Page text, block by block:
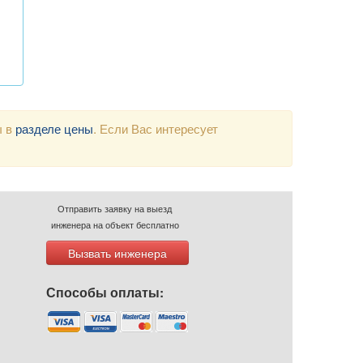
в разделе цены. Если Вас интересует
Отправить заявку на выезд
инженера на объект бесплатно
Вызвать инженера
Способы оплаты: